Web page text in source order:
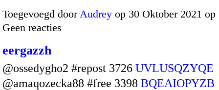
Toegevoegd door Audrey op 30 Oktober 2021
Geen reacties
eergazzh
@ossedygho2 #repost 3726 UVLUSQZYQE
@amaqozecka88 #free 3398 BQEAIOPYZB